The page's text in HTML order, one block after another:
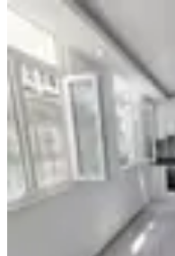
2+1
3.390.000 ₺
İdamax Yapı&Gayrimenkul